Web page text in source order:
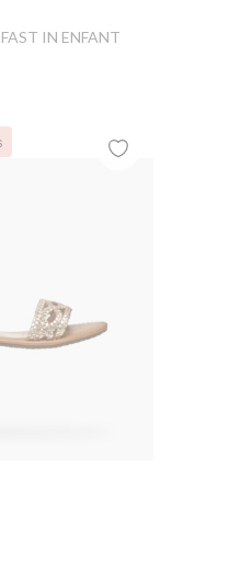
IN ENFANT